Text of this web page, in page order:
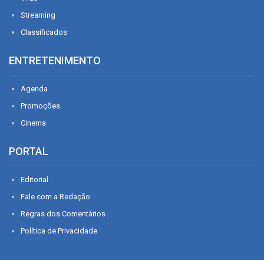
Streaming
Classificados
ENTRETENIMENTO
Agenda
Promoções
Cinema
PORTAL
Editorial
Fale com a Redação
Regras dos Comentários
Política de Privacidade